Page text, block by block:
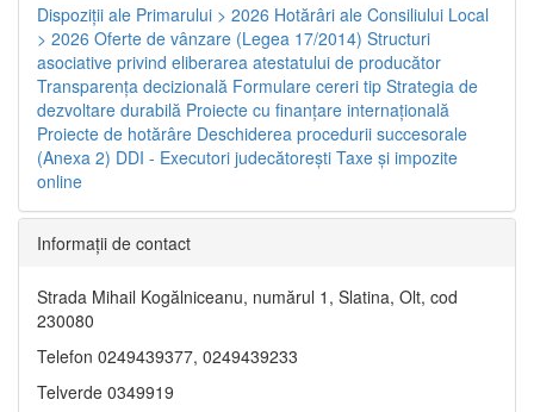
Dispoziţii ale Primarului > 2026 Hotărâri ale Consiliului Local
> 2026 Oferte de vânzare (Legea 17/2014) Structuri
asociative privind eliberarea atestatului de producător
Transparenţa decizională Formulare cereri tip Strategia de
dezvoltare durabilă Proiecte cu finanţare internaţională
Proiecte de hotărâre Deschiderea procedurii succesorale
(Anexa 2) DDI - Executori judecătorești Taxe şi impozite
online
Informaţii de contact
Strada Mihail Kogălniceanu, numărul 1, Slatina, Olt, cod
230080
Telefon 0249439377, 0249439233
Telverde 0349919